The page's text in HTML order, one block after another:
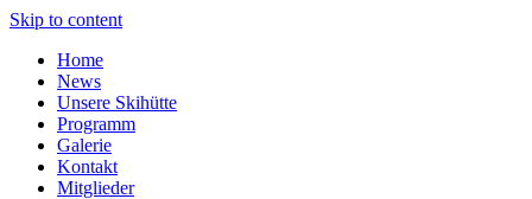
Skip to content
Home
News
Unsere Skihütte
Programm
Galerie
Kontakt
Mitglieder